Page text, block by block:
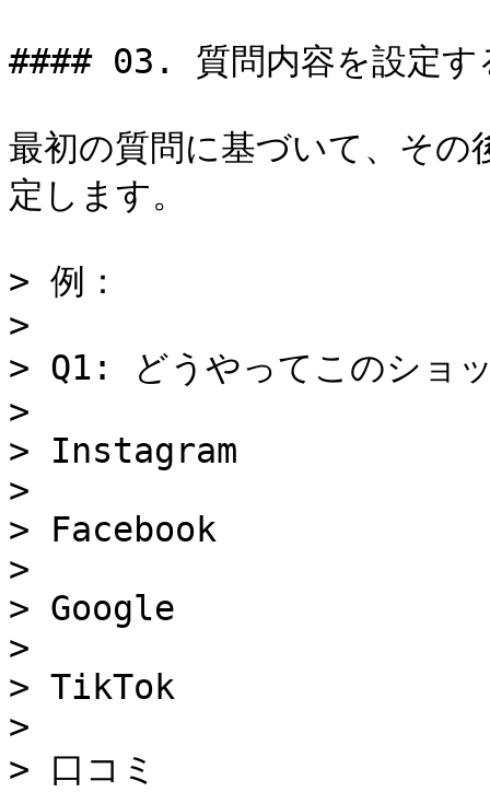
#### 03. 質問内容を設定す
最初の質問に基づいて、そ
定します。
> 例：
>
> Q1: どうやってこのショ
>
> Instagram
>
> Facebook
>
> Google
>
> TikTok
>
> 口コミ